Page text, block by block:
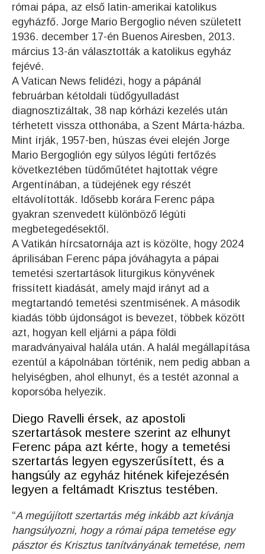
római pápa, az első latin-amerikai katolikus
egyházfő. Jorge Mario Bergoglio néven született
1936. december 17-én Buenos Airesben, 2013.
március 13-án választották a katolikus egyház
fejévé.
A Vatican News felidézi, hogy a pápánál
februárban kétoldali tüdőgyulladást
diagnosztizáltak, 38 nap kórházi kezelés után
térhetett vissza otthonába, a Szent Márta-házba.
Mint írják, 1957-ben, húszas évei elején Jorge
Mario Bergoglión egy súlyos légúti fertőzés
következtében tüdőműtétet hajtottak végre
Argentínában, a tüdejének egy részét
eltávolították. Idősebb korára Ferenc pápa
gyakran szenvedett különböző légúti
megbetegedésektől.
A Vatikán hírcsatornája azt is közölte, hogy 2024
áprilisában Ferenc pápa jóváhagyta a pápai
temetési szertartások liturgikus könyvének
frissített kiadását, amely majd irányt ad a
megtartandó temetési szentmisének. A második
kiadás több újdonságot is bevezet, többek között
azt, hogyan kell eljárni a pápa földi
maradványaival halála után. A halál megállapítása
ezentúl a kápolnában történik, nem pedig abban a
helyiségben, ahol elhunyt, és a testét azonnal a
koporsóba helyezik.
Diego Ravelli érsek, az apostoli
szertartások mestere szerint az elhunyt
Ferenc pápa azt kérte, hogy a temetési
szertartás legyen egyszerűsített, és a
hangsúly az egyház hitének kifejezésén
legyen a feltámadt Krisztus testében.
“A megújított szertartás még inkább azt kívánja
hangsúlyozni, hogy a római pápa temetése egy
pásztor és Krisztus tanítványának temetése, nem